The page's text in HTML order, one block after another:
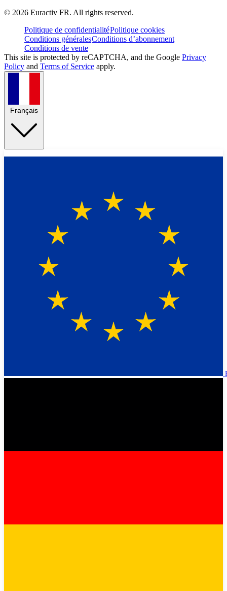
© 2026 Euractiv FR. All rights reserved.
Politique de confidentialitéPolitique cookies
Conditions généralesConditions d’abonnement
Conditions de vente
This site is protected by reCAPTCHA, and the Google Privacy
Policy and Terms of Service apply.
Français